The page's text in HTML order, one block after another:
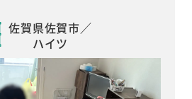
佐賀県佐賀市／
ハイツ